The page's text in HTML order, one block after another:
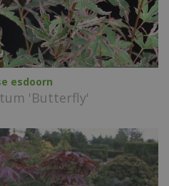
esdoorn
'Butterfly'